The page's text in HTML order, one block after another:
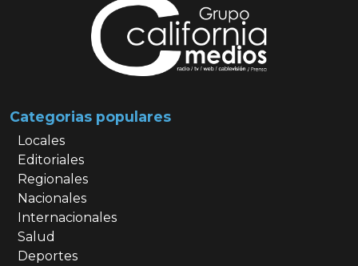
Categorias populares
Locales
Editoriales
Regionales
Nacionales
Internacionales
Salud
Deportes